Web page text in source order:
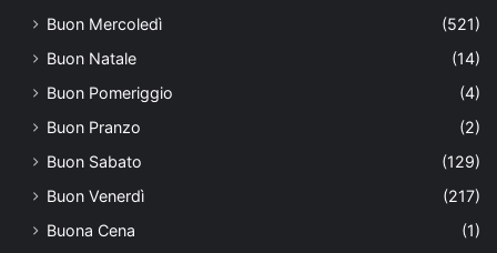
Buon Mercoledì
(521)
Buon Natale
(14)
Buon Pomeriggio
(4)
Buon Pranzo
(2)
Buon Sabato
(129)
Buon Venerdì
(217)
Buona Cena
(1)